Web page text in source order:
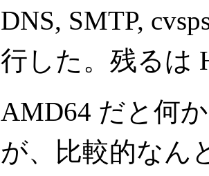
DNS, SMTP,
行した。残るは
AMD64 だと何
が、比較的なん